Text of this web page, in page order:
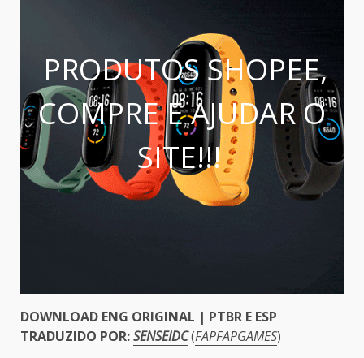
PRODUTOS SHOPEE,
COMPRE E AJUDAR O
SITE!!!
DOWNLOAD ENG ORIGINAL | PTBR E ESP
TRADUZIDO POR:SENSEIDC(FAPFAPGAMES)